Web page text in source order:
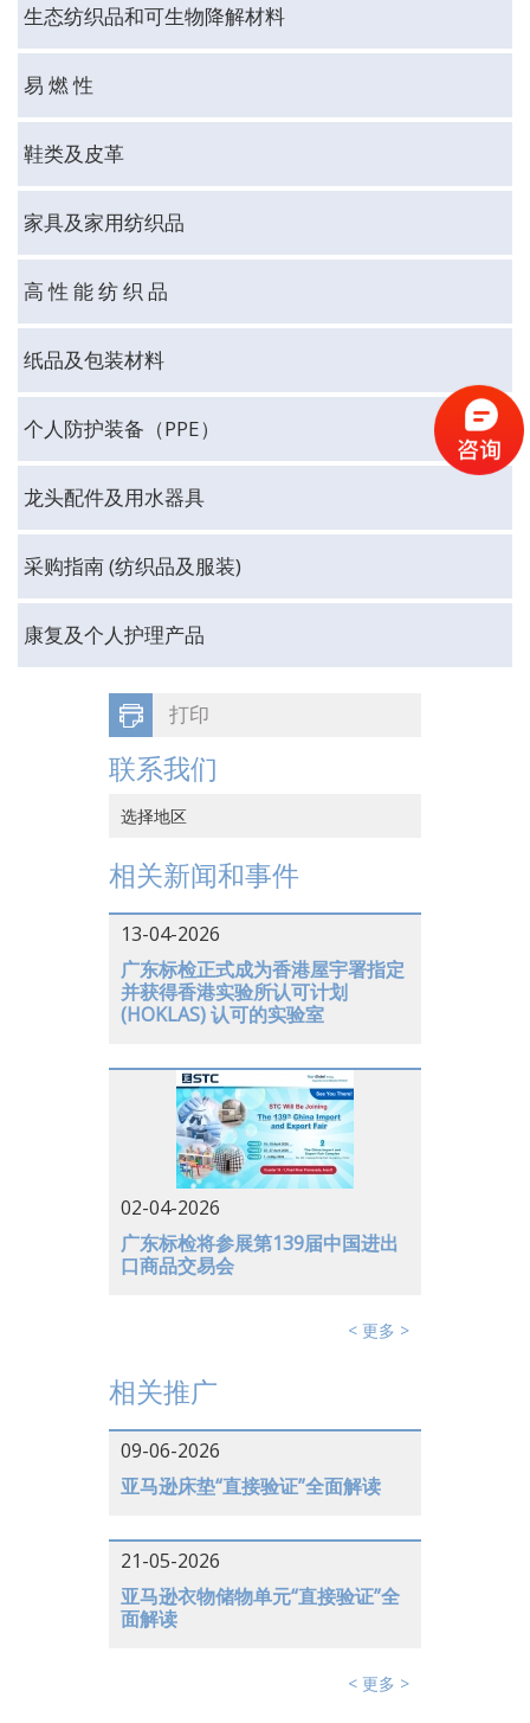
生态纺织品和可生物降解材料
易 燃 性
鞋类及皮革
家具及家用纺织品
高 性 能 纺 织 品
纸品及包装材料
个人防护装备（PPE）
龙头配件及用水器具
采购指南 (纺织品及服装)
康复及个人护理产品
打印
联系我们
选择地区
中国香港
越南
日本
相关新闻和事件
13-04-2026
广东标检正式成为香港屋宇署指定
并获得香港实验所认可计划
(HOKLAS) 认可的实验室
02-04-2026
广东标检将参展第139届中国进出
口商品交易会
< 更多 >
相关推广
09-06-2026
亚马逊床垫“直接验证”全面解读
21-05-2026
亚马逊衣物储物单元“直接验证”全
面解读
< 更多 >